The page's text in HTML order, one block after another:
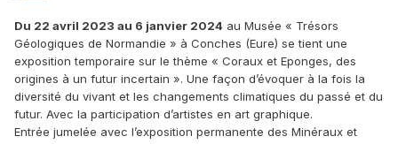
Du 22 avril 2023 au 6 janvier 2024 au Musée « Trésors
Géologiques de Normandie » à Conches (Eure) se tient une
exposition temporaire sur le thème « Coraux et Eponges, des
origines à un futur incertain ». Une façon d’évoquer à la fois la
diversité du vivant et les changements climatiques du passé et du
futur. Avec la participation d’artistes en art graphique.
Entrée jumelée avec l’exposition permanente des Minéraux et